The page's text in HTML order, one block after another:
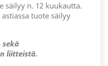
säilyy n. 12 kuukautta.
tuote säilyy
liitteistä.